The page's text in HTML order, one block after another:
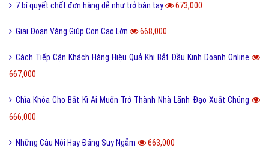
7 bí quyết chốt đơn hàng dễ như trở bàn tay 673,000
Giai Đoạn Vàng Giúp Con Cao Lớn 668,000
Cách Tiếp Cận Khách Hàng Hiệu Quả Khi Bắt Đầu Kinh Doanh Online
667,000
Chìa Khóa Cho Bất Kì Ai Muốn Trở Thành Nhà Lãnh Đạo Xuất Chúng
666,000
Những Câu Nói Hay Đáng Suy Ngẫm 663,000